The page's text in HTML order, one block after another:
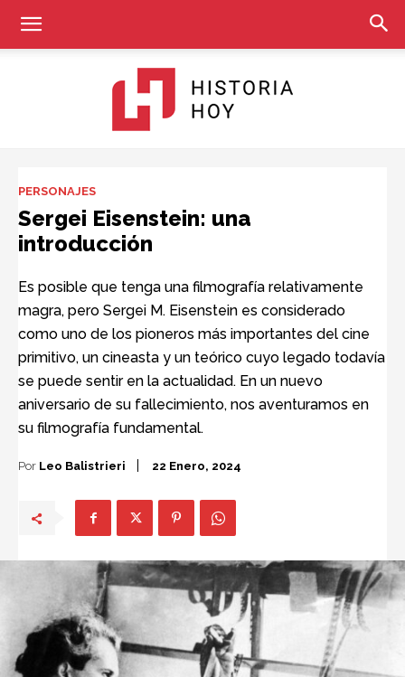
PERSONAJES
Sergei Eisenstein: una
introducción
Es posible que tenga una filmografía relativamente
magra, pero Sergei M. Eisenstein es considerado
como uno de los pioneros más importantes del cine
primitivo, un cineasta y un teórico cuyo legado todavía
se puede sentir en la actualidad. En un nuevo
aniversario de su fallecimiento, nos aventuramos en
su filmografía fundamental.
Por Leo Balistrieri 22 Enero, 2024